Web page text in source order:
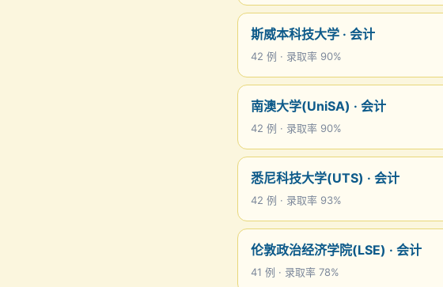
斯威本科技大学 · 会计
42 例 · 录取率 90%
南澳大学(UniSA) · 会计
42 例 · 录取率 90%
悉尼科技大学(UTS) · 会计
42 例 · 录取率 93%
伦敦政治经济学院(LSE) · 会计
41 例 · 录取率 78%